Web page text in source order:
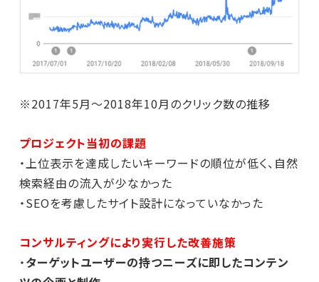
※2017年5月～2018年10月のクリック数の推移
プロジェクト当初の課題
・上位表示を達成したいキーワードの順位が低く、自然
検索経由の流入が少なかった
・SEOを考慮したサイト設計になっていなかった
コンサルティングにより実行した改善施策
・ターゲットユーザーの持つニーズに即したコンテン